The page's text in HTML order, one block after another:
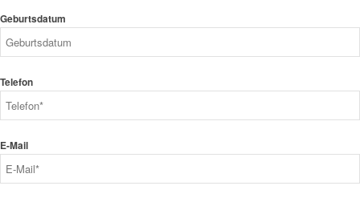
Geburtsdatum
Telefon
E-Mail